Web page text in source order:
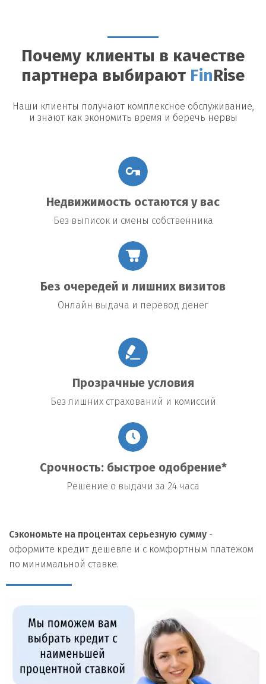
Возможные риски
Утрата недвижимости: В случае невыполнения условий
договора заемщик рискует потерять заложенное имущество.
Повышение процентной ставки:В некоторых договорах
предусмотрено повышение процентной ставки в случае
изменения общих экономических условий.
Почему клиенты в качестве
партнера выбирают Fin Rise
Наши клиенты получают комплексное обслуживание,
и знают как экономить время и беречь нервы
Недвижимость остаются у вас
Без выписок и смены собственника
Без очередей и лишних визитов
Онлайн выдача и перевод денег
Прозрачные условия
Без лишних страхований и комиссий
Срочность: быстрое одобрение*
Решение о выдачи за 24 часа
Сэкономьте на процентах серьезную сумму -
оформите кредит дешевле и с комфортным платежом
по минимальной ставке.